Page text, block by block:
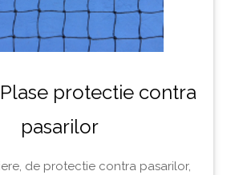
protectie contra
pasarilor
de protectie contra pasarilor,